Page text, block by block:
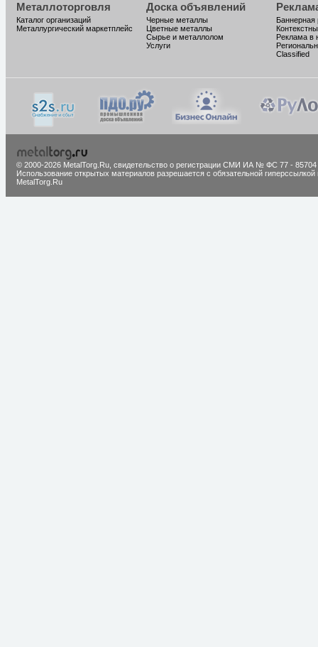
Металлоторговля
Каталог организаций
Металлургический маркетплейс
Доска объявлений
Черные металлы
Цветные металлы
Сырье и металлолом
Услуги
Баннерная
Реклама в
Classified
© 2000-2026 MetalTorg.Ru, cвидетельство о регистрации СМИ ИА № ФС 77 - 85704
Использование открытых материалов разрешается с обязательной гиперссылкой
MetalTorg.Ru